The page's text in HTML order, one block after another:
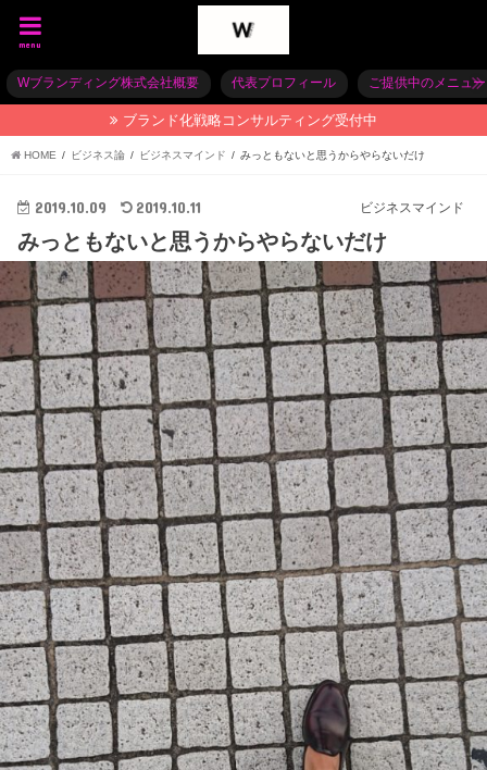
menu
Wブランディング株式会社概要 代表プロフィール ご提供中のメニュー
ブランド化戦略コンサルティング受付中
HOME ビジネス論 ビジネスマインド みっともないと思うからやらないだけ
ビジネスマインド
2019.10.09 2019.10.11
みっともないと思うからやらないだけ